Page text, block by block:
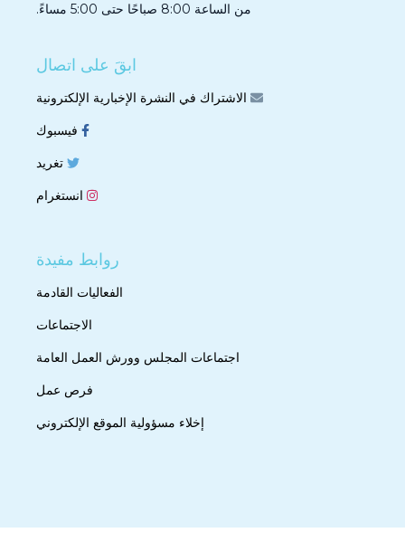
من الساعة 8:00 صباحًا حتى 5:00 مساءً.
ابقَ على اتصال
الاشتراك في النشرة الإخبارية الإلكترونية
فيسبوك
تغريد
انستغرام
روابط مفيدة
الفعاليات القادمة
الاجتماعات
اجتماعات المجلس وورش العمل العامة
فرص عمل
إخلاء مسؤولية الموقع الإلكتروني